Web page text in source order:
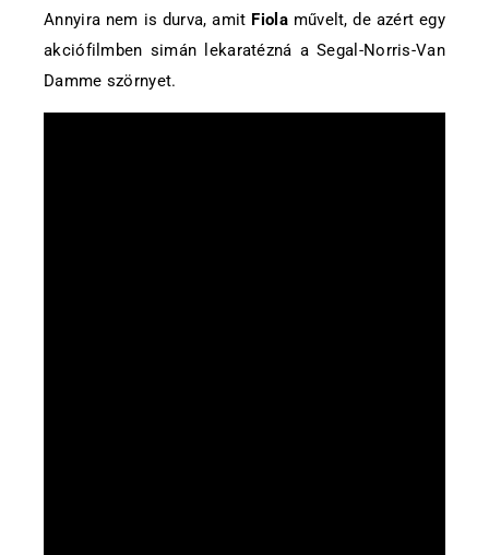
Annyira nem is durva, amit Fiolaművelt, de azért egy
akciófilmben simán lekaratézná a Segal-Norris-Van
Damme szörnyet.